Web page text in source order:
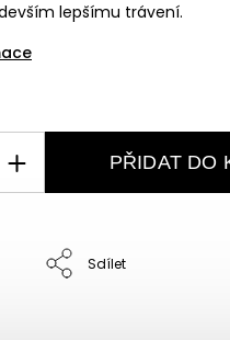
lepšímu trávení.
PŘIDAT DO
Sdílet